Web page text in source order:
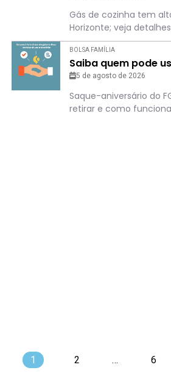
Gás de cozinha tem
Horizonte; veja
BOLSA FAMÍLIA
Saiba quem pode
5 de agosto de 2026
Saque-aniversário do
retirar e como
1 2 … 6